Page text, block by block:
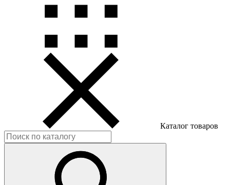
Каталог товаров